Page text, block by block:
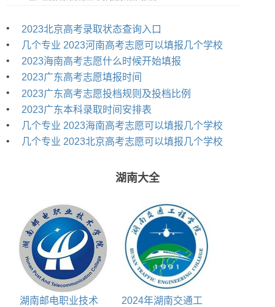
•
2023北京高考录取状态查询入口
•
几个专业 2023河南高考志愿可以填报几个学校
•
2023海南高考志愿什么时候开始填报
•
2023广东高考志愿填报时间
•
2023广东高考志愿投档规则及投档比例
•
2023广东本科录取时间安排表
•
几个专业 2023海南高考志愿可以填报几个学校
•
几个专业 2023北京高考志愿可以填报几个学校
湖南大全
湖南邮电职业技术
2024年湖南交通工